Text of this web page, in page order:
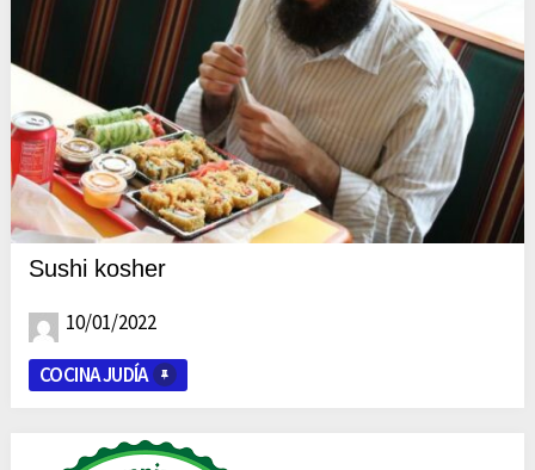
Sushi kosher
10/01/2022
COCINA JUDÍA